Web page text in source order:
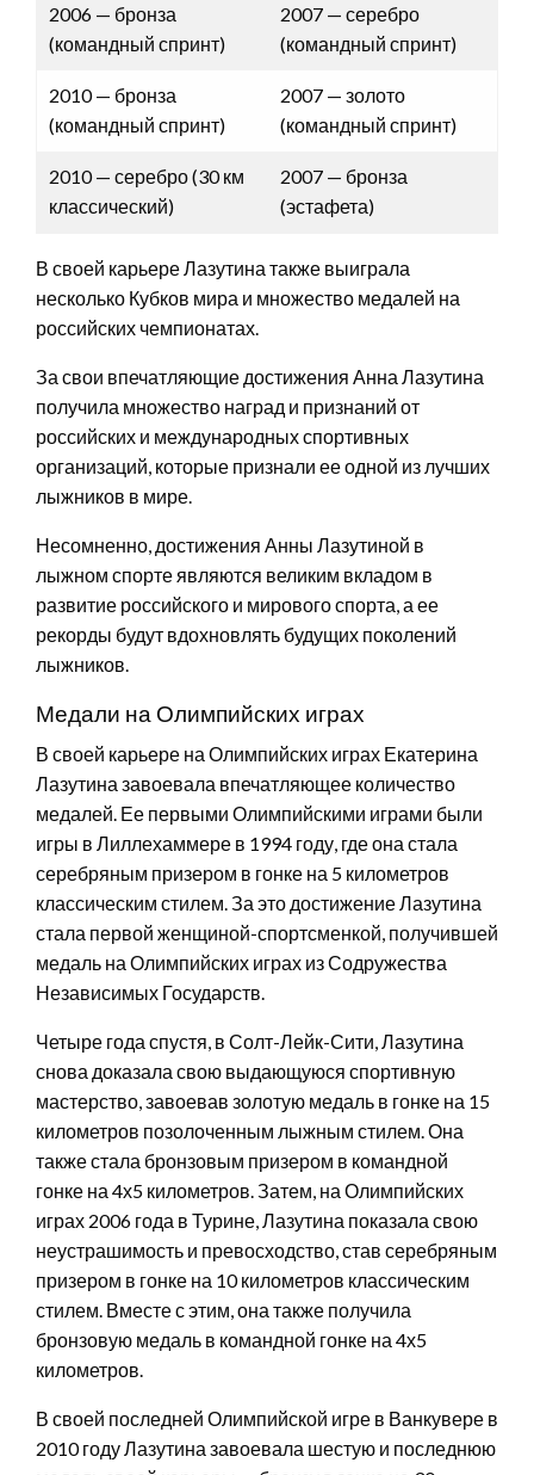
2006 — бронза
(командный спринт)
2007 — серебро
(командный спринт)
2010 — бронза
(командный спринт)
2007 — золото
(командный спринт)
2010 — серебро (30 км
классический)
2007 — бронза
(эстафета)
В своей карьере Лазутина также выиграла
несколько Кубков мира и множество медалей на
российских чемпионатах.
За свои впечатляющие достижения Анна Лазутина
получила множество наград и признаний от
российских и международных спортивных
организаций, которые признали ее одной из лучших
лыжников в мире.
Несомненно, достижения Анны Лазутиной в
лыжном спорте являются великим вкладом в
развитие российского и мирового спорта, а ее
рекорды будут вдохновлять будущих поколений
лыжников.
Медали на Олимпийских играх
В своей карьере на Олимпийских играх Екатерина
Лазутина завоевала впечатляющее количество
медалей. Ее первыми Олимпийскими играми были
игры в Лиллехаммере в 1994 году, где она стала
серебряным призером в гонке на 5 километров
классическим стилем. За это достижение Лазутина
стала первой женщиной-спортсменкой, получившей
медаль на Олимпийских играх из Содружества
Независимых Государств.
Четыре года спустя, в Солт-Лейк-Сити, Лазутина
снова доказала свою выдающуюся спортивную
мастерство, завоевав золотую медаль в гонке на 15
километров позолоченным лыжным стилем. Она
также стала бронзовым призером в командной
гонке на 4х5 километров. Затем, на Олимпийских
играх 2006 года в Турине, Лазутина показала свою
неустрашимость и превосходство, став серебряным
призером в гонке на 10 километров классическим
стилем. Вместе с этим, она также получила
бронзовую медаль в командной гонке на 4х5
километров.
В своей последней Олимпийской игре в Ванкувере в
2010 году Лазутина завоевала шестую и последнюю